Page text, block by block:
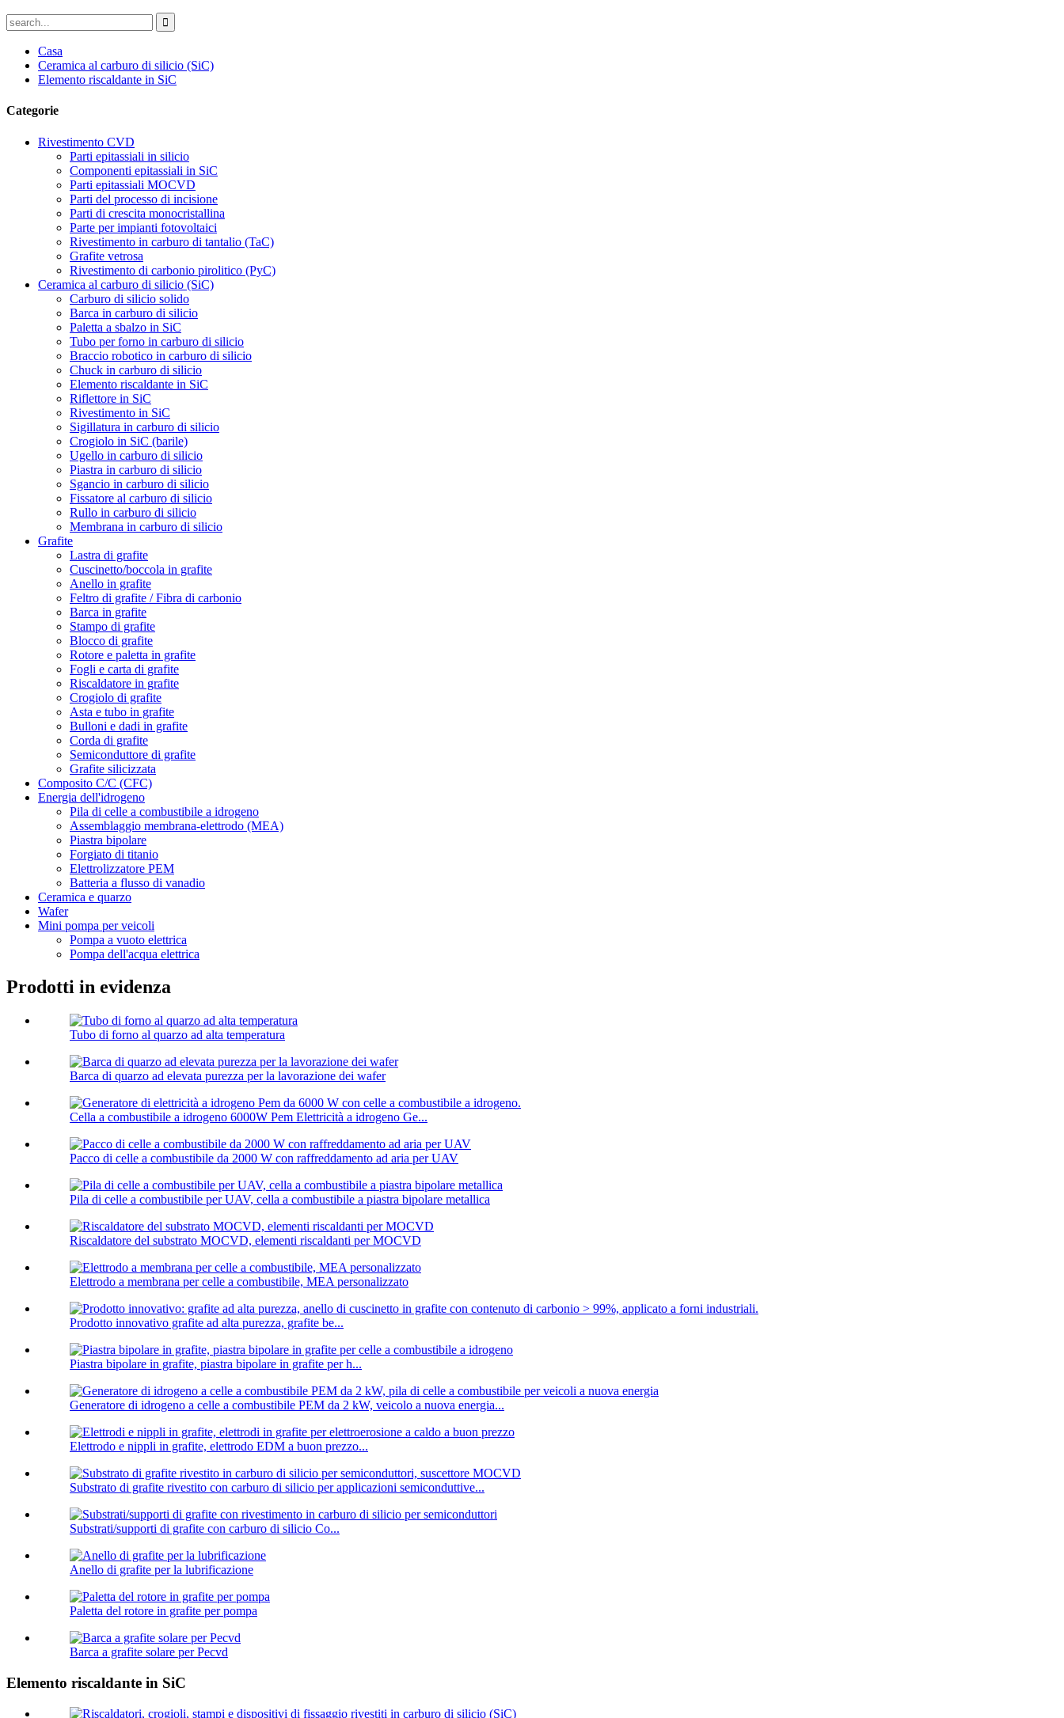
Casa
Ceramica al carburo di silicio (SiC)
Elemento riscaldante in SiC
Categorie
Rivestimento CVD
Parti epitassiali in silicio
Componenti epitassiali in SiC
Parti epitassiali MOCVD
Parti del processo di incisione
Parti di crescita monocristallina
Parte per impianti fotovoltaici
Rivestimento in carburo di tantalio (TaC)
Grafite vetrosa
Rivestimento di carbonio pirolitico (PyC)
Ceramica al carburo di silicio (SiC)
Carburo di silicio solido
Barca in carburo di silicio
Paletta a sbalzo in SiC
Tubo per forno in carburo di silicio
Braccio robotico in carburo di silicio
Chuck in carburo di silicio
Elemento riscaldante in SiC
Riflettore in SiC
Rivestimento in SiC
Sigillatura in carburo di silicio
Crogiolo in SiC (barile)
Ugello in carburo di silicio
Piastra in carburo di silicio
Sgancio in carburo di silicio
Fissatore al carburo di silicio
Rullo in carburo di silicio
Membrana in carburo di silicio
Grafite
Lastra di grafite
Cuscinetto/boccola in grafite
Anello in grafite
Feltro di grafite / Fibra di carbonio
Barca in grafite
Stampo di grafite
Blocco di grafite
Rotore e paletta in grafite
Fogli e carta di grafite
Riscaldatore in grafite
Crogiolo di grafite
Asta e tubo in grafite
Bulloni e dadi in grafite
Corda di grafite
Semiconduttore di grafite
Grafite silicizzata
Composito C/C (CFC)
Energia dell'idrogeno
Pila di celle a combustibile a idrogeno
Assemblaggio membrana-elettrodo (MEA)
Piastra bipolare
Forgiato di titanio
Elettrolizzatore PEM
Batteria a flusso di vanadio
Ceramica e quarzo
Wafer
Mini pompa per veicoli
Pompa a vuoto elettrica
Pompa dell'acqua elettrica
Prodotti in evidenza
Tubo di forno al quarzo ad alta temperatura
Barca di quarzo ad elevata purezza per la lavorazione dei wafer
Cella a combustibile a idrogeno 6000W Pem Elettricità a idrogeno Ge...
Pacco di celle a combustibile da 2000 W con raffreddamento ad aria per UAV
Pila di celle a combustibile per UAV, cella a combustibile a piastra bipolare metallica
Riscaldatore del substrato MOCVD, elementi riscaldanti per MOCVD
Elettrodo a membrana per celle a combustibile, MEA personalizzato
Prodotto innovativo grafite ad alta purezza, grafite be...
Piastra bipolare in grafite, piastra bipolare in grafite per h...
Generatore di idrogeno a celle a combustibile PEM da 2 kW, veicolo a nuova energia...
Elettrodo e nippli in grafite, elettrodo EDM a buon prezzo...
Substrato di grafite rivestito con carburo di silicio per applicazioni semiconduttive...
Substrati/supporti di grafite con carburo di silicio Co...
Anello di grafite per la lubrificazione
Paletta del rotore in grafite per pompa
Barca a grafite solare per Pecvd
Elemento riscaldante in SiC